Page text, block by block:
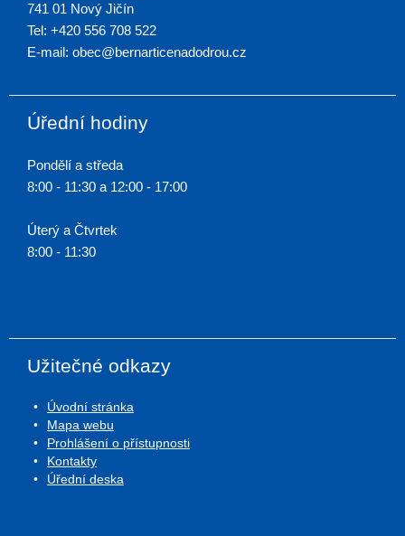
741 01 Nový Jičín
Tel: +420 556 708 522
E-mail: obec@bernarticenadodrou.cz
Úřední hodiny
Pondělí a středa
8:00 - 11:30 a 12:00 - 17:00
Úterý a Čtvrtek
8:00 - 11:30
Užitečné odkazy
Úvodní stránka
Mapa webu
Prohlášení o přístupnosti
Kontakty
Úřední deska